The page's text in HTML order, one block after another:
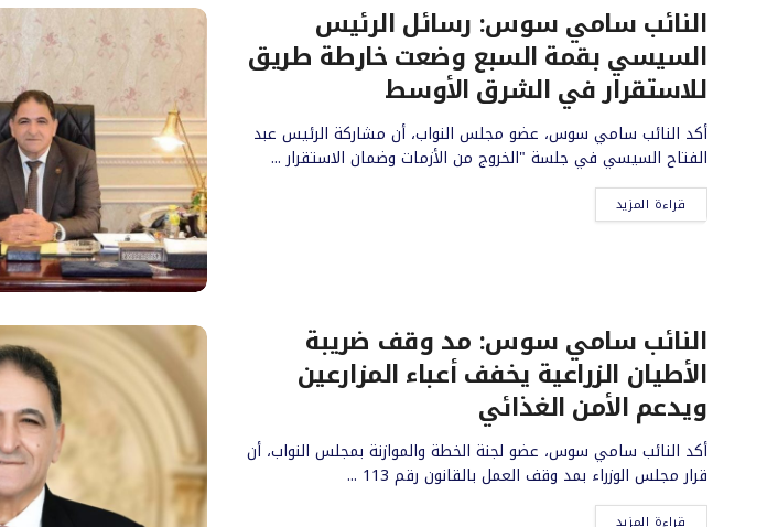
النائب سامي سوس: رسائل الرئيس
السيسي بقمة السبع وضعت خارطة طريق
للاستقرار في الشرق الأوسط
أكد النائب سامي سوس، عضو مجلس النواب، أن مشاركة الرئيس عبد
الفتاح السيسي في جلسة "الخروج من الأزمات وضمان الاستقرار ...
قراءة المزيد
النائب سامي سوس: مد وقف ضريبة
الأطيان الزراعية يخفف أعباء المزارعين
ويدعم الأمن الغذائي
أكد النائب سامي سوس، عضو لجنة الخطة والموازنة بمجلس النواب، أن
قرار مجلس الوزراء بمد وقف العمل بالقانون رقم 113 ...
قراءة المزيد